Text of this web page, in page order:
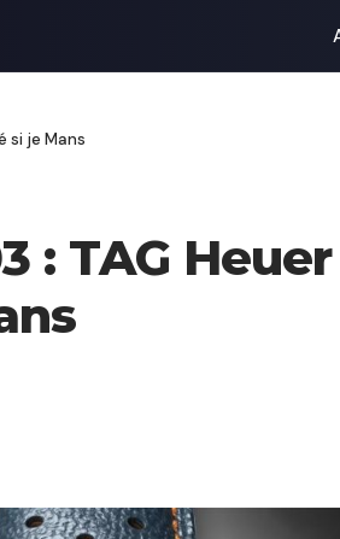
si je Mans
: TAG Heuer